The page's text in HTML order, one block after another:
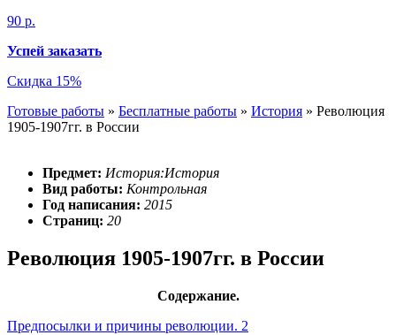
90 р.
Успей заказать
Скидка 15%
Готовые работы » Бесплатные работы » История » Революция
1905-1907гг. в России
Предмет: История:История
Вид работы: Контрольная
Год написания: 2015
Страниц: 20
Революция 1905-1907гг. в России
Содержание.
Предпосылки и причины революции. 2